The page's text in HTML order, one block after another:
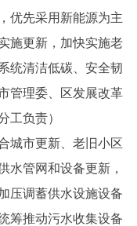
优先采用新能源为主
施更新，加快实施老
统清洁低碳、安全韧
管理委、区发展改革
工负责）
市更新、老旧小区
水管网和设备更新，
压调蓄供水设施设备
筹推动污水收集设备